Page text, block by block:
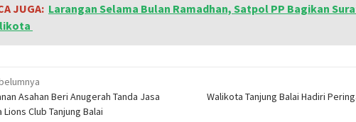
JUGA: Larangan Selama Bulan Ramadhan, Satpol PP Bagikan
Asahan Beri Anugerah Tanda Jasa
Lions Club Tanjung Balai
Walikota Tanjung Balai Hadiri